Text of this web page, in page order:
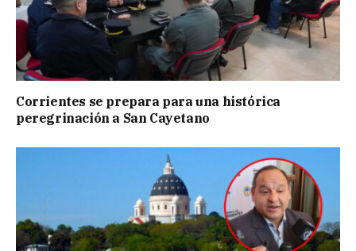
Corrientes se prepara para una histórica
peregrinación a San Cayetano